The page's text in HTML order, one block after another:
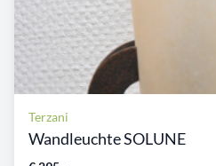
Terzani
Wandleuchte SOLUNE